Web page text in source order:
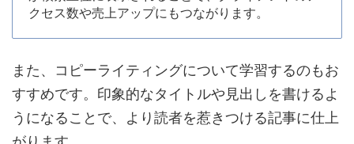
クセス数や売上アップにもつながります。
また、コピーライティングについて学習するのもお
すすめです。印象的なタイトルや見出しを書けるよ
うになることで、より読者を惹きつける記事に仕上